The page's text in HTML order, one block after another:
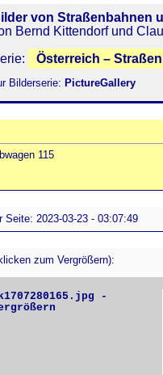
von Straßenbahnen
Bernd Kittendorf und
Österreich –
Bilderserie: PictureGallery
115
Seite: 2023-03-23 - 03:07:49
zum Vergrößern):